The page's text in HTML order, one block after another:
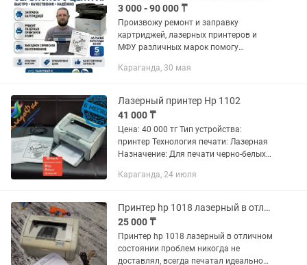
3 000 - 90 000 ₸
Произвожу ремонт и заправку
картриджей, лазерных принтеров и
МФУ различных марок помогу
печать с любым картриджем не берет
Караганда, 30 мая
Лазерный принтер Hp 1102
41 000 ₸
Цена: 40 000 тг Тип устройства:
принтер Технология печати: Лазерная
Назначение: Для печати черно-белых
Максимальный формат: A4 Тип
Караганда, 24 июля
Принтер hp 1018 лазерный в отличном состоянии
25 000 ₸
Принтер hp 1018 лазерный в отличном
состоянии проблем никогда не
доставлял, всегда печатал идеально